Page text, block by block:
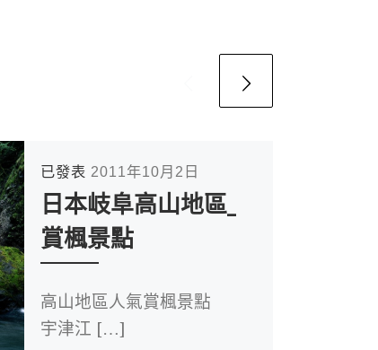
已發表 2011年10月2日
日本岐阜高山地區_
賞楓景點
高山地區人氣賞楓景點
宇津江 […]